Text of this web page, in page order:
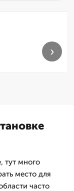
›
тут много
место для
часто